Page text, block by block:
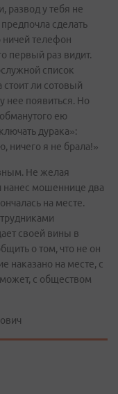
развод у тебя не
сделать
ничей телефон
первый раз видит.
список
стоит ли сотовый
нее появиться. Но
ею
дурака»:
ничего я не брала!»
Не желая
нанес мошеннице два
на месте.
своей вины в
о том, что не он
наказано на месте, с
с обществом